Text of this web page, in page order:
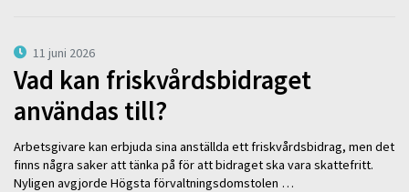
11 juni 2026
Vad kan friskvårdsbidraget
användas till?
Arbetsgivare kan erbjuda sina anställda ett friskvårdsbidrag, men det
finns några saker att tänka på för att bidraget ska vara skattefritt.
Nyligen avgjorde Högsta förvaltningsdomstolen …